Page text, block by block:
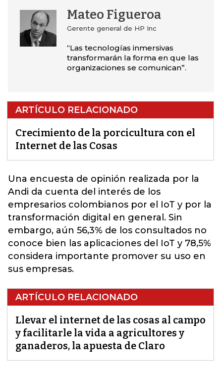
Mateo Figueroa
Gerente general de HP Inc
“Las tecnologías inmersivas
transformarán la forma en que las
organizaciones se comunican”.
ARTÍCULO RELACIONADO
Crecimiento de la porcicultura con el
Internet de las Cosas
Una encuesta de opinión realizada por la
Andi da cuenta del interés de los
empresarios colombianos por el IoT y por la
transformación digital en general. Sin
embargo, aún 56,3% de los consultados no
conoce bien las aplicaciones del IoT y 78,5%
considera importante promover su uso en
sus empresas.
ARTÍCULO RELACIONADO
Llevar el internet de las cosas al campo
y facilitarle la vida a agricultores y
ganaderos, la apuesta de Claro